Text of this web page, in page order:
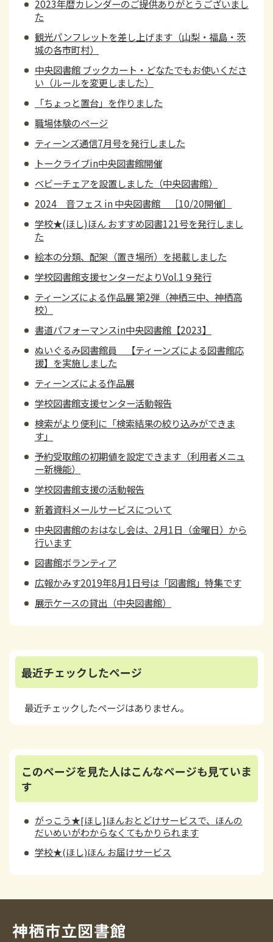
2023年暦カレンダーのご提供ありがとうございまし
た
観光パンフレットを差し上げます（山梨・福島・茨
城の各市町村）
中央図書館 ブックカート・どなたでもお使いくださ
い（ルールを変更しました）
「ちょっと置台」を作りました
職場体験のページ
ティーンズ通信7月号を発行しました
トークライブin中央図書館開催
ベビーチェアを設置しました（中央図書館）
2024 音フェス in 中央図書館 ［10/20開催］
学校★(ほし)ほん おすすめ図書121号を発行しまし
た
絵本の分類、配架（置き場所）を掲載しました
学校図書館支援センターだよりVol.1９発行
ティーンズによる作品展 第2弾（神栖三中、神栖高
校）
書道パフォーマンスin中央図書館【2023】
ぬいぐるみ図書館員 【ティーンズによる図書館応
援】を実施しました
ティーンズによる作品展
学校図書館支援センター活動報告
検索がより便利に「検索結果の絞り込みができま
す」
予約受取館の初期値を設定できます（利用者メニュ
ー新機能）
学校図書館支援の活動報告
新着資料メールサービスについて
中央図書館のおはなし会は、2月1日（金曜日）から
行います
図書館ボランティア
広報かみす2019年8月1日号は「図書館」特集です
展示ケースの貸出（中央図書館）
最近チェックしたページ
最近チェックしたページはありません。
このページを見た人はこんなページも見ていま
す
がっこう★[ほし]ほんおとどけサービスで、ほんの
だいめいがわからなくてもかりられます
学校★(ほし)ほん お届けサービス